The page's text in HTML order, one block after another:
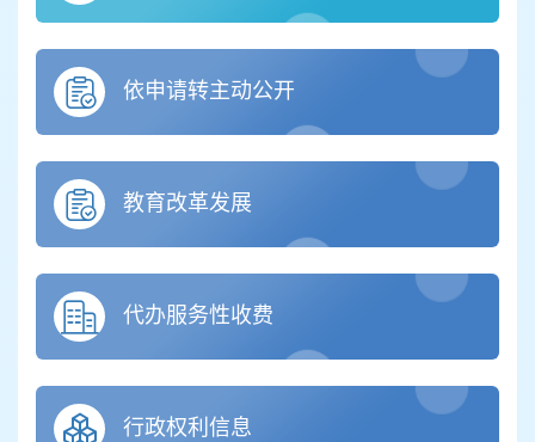
依申请转主动公开
教育改革发展
代办服务性收费
行政权利信息